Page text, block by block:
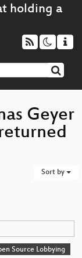
Geyer
Sort by
Source Lobbying